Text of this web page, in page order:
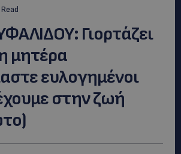
Read
Γιορτάζει
μητέρα
ευλογημένοι
στην ζωή